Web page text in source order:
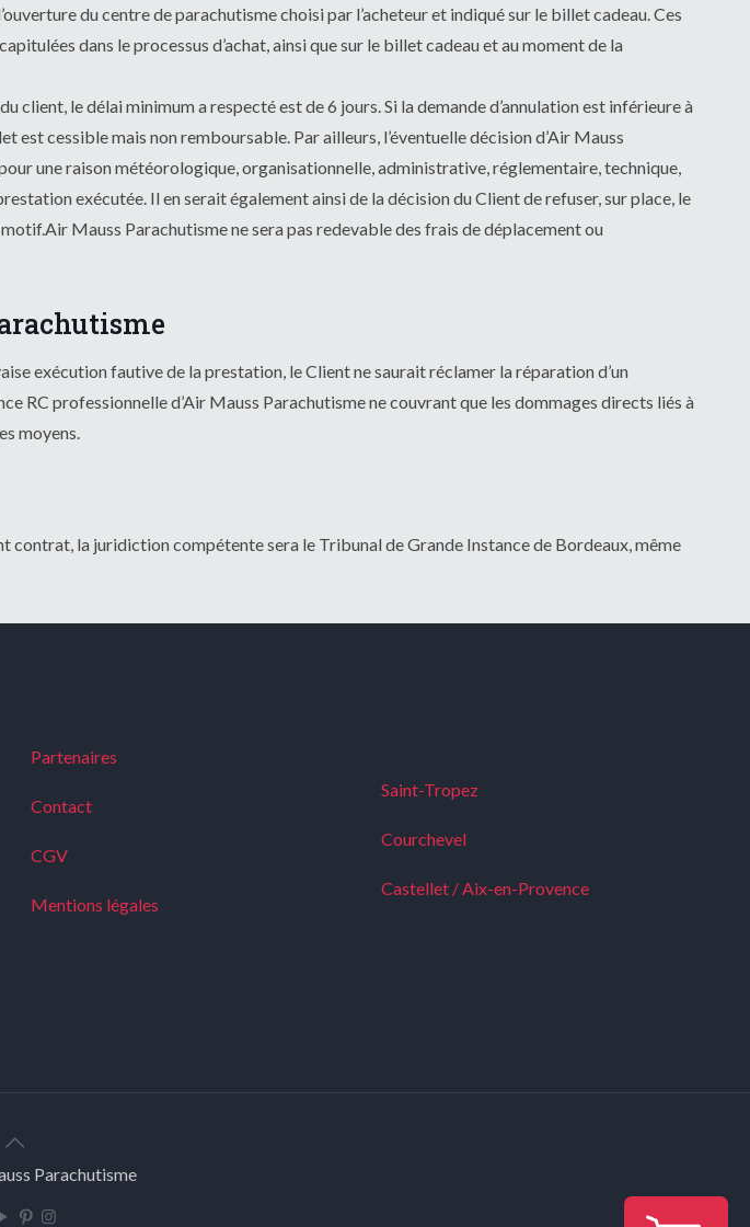
du centre de parachutisme choisi par l’acheteur et indiqué sur le billet cadeau. Ces
dans le processus d’achat, ainsi que sur le billet cadeau et au moment de la
client, le délai minimum a respecté est de 6 jours. Si la demande d’annulation est inférieure à
cessible mais non remboursable. Par ailleurs, l’éventuelle décision d’Air Mauss
une raison météorologique, organisationnelle, administrative, réglementaire, technique,
exécutée. Il en serait également ainsi de la décision du Client de refuser, sur place, le
Mauss Parachutisme ne sera pas redevable des frais de déplacement ou
exécution fautive de la prestation, le Client ne saurait réclamer la réparation d’un
RC professionnelle d’Air Mauss Parachutisme ne couvrant que les dommages directs liés à
moyens.
contrat, la juridiction compétente sera le Tribunal de Grande Instance de Bordeaux, même
Partenaires
Contact
CGV
Mentions légales
Saint-Tropez
Courchevel
Castellet / Aix-en-Provence
Parachutisme